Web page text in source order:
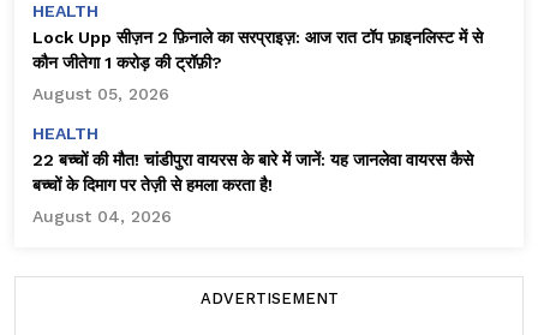
HEALTH
Lock Upp सीज़न 2 फ़िनाले का सरप्राइज़: आज रात टॉप फ़ाइनलिस्ट में से
कौन जीतेगा ₹1 करोड़ की ट्रॉफ़ी?
August 05, 2026
HEALTH
22 बच्चों की मौत! चांडीपुरा वायरस के बारे में जानें: यह जानलेवा वायरस कैसे
बच्चों के दिमाग पर तेज़ी से हमला करता है!
August 04, 2026
ADVERTISEMENT